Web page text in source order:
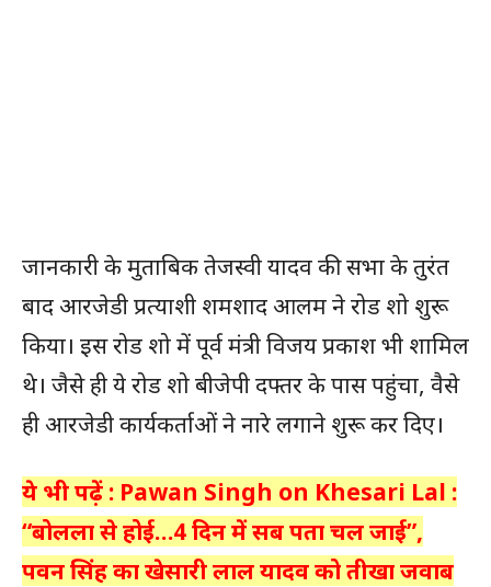
जानकारी के मुताबिक तेजस्वी यादव की सभा के तुरंत
बाद आरजेडी प्रत्याशी शमशाद आलम ने रोड शो शुरू
किया। इस रोड शो में पूर्व मंत्री विजय प्रकाश भी शामिल
थे। जैसे ही ये रोड शो बीजेपी दफ्तर के पास पहुंचा, वैसे
ही आरजेडी कार्यकर्ताओं ने नारे लगाने शुरू कर दिए।
ये भी पढ़ें : Pawan Singh on Khesari Lal :
“बोलला से होई…4 दिन में सब पता चल जाई”,
पवन सिंह का खेसारी लाल यादव को तीखा जवाब